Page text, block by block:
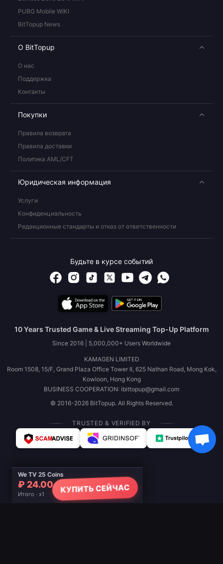
We TV 25 Coins
₽ 24.00
Итого · x1 КУПИТЬ СЕЙЧАС
PUBG Mobile WIKI
BitTopup News
О BitTopup
О нас
Поддержка
Контакты
Покупки
Правила возврата
Правила доставки
Политика AML/CFT
Юридическая информация
Услуги
Конфиденциальность
Редакционные стандарты и отказ от ответственности
Будьте в курсе событий
10 Years Trusted Game & Live Streaming Top-Up Platform
Since 2016 | 5,000,000+ Users Worldwide
KAMAGEN LIMITED
Room 1508, 15/F, Grand Plaza Office Tower II, 625 Nathan Road, Mong Kok,
Kowloon, Hong Kong
BUSINESS COOPERATION: ibittopup@gmail.com
© 2016-2026 BitTopup. All Rights Reserved.
TRUSTED & VERIFIED BY